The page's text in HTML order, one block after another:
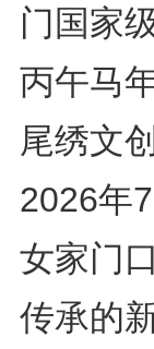
门国家
丙午马
尾绣文
2026年
女家门
传承的